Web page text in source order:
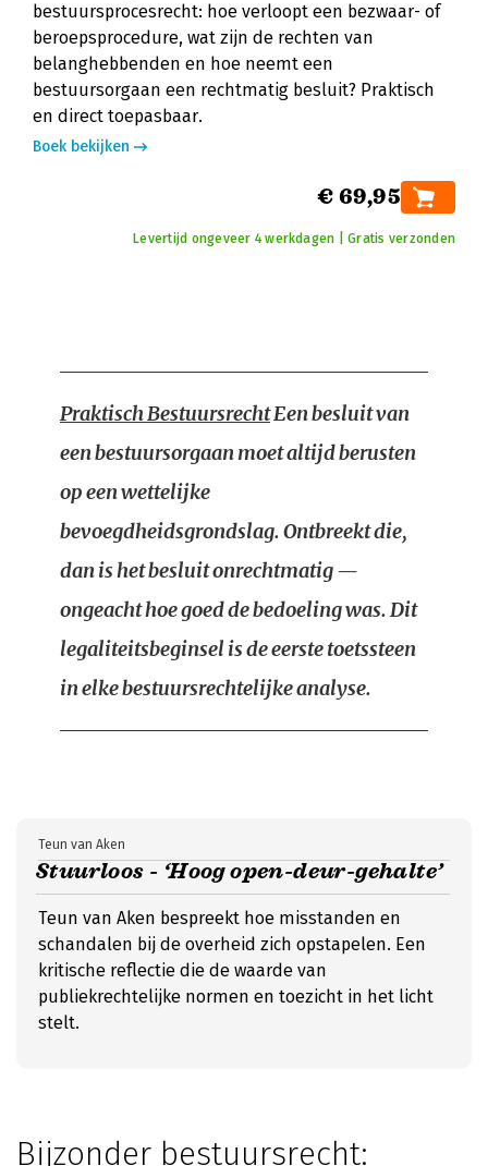
bestuursprocesrecht: hoe verloopt een bezwaar- of
beroepsprocedure, wat zijn de rechten van
belanghebbenden en hoe neemt een
bestuursorgaan een rechtmatig besluit? Praktisch
en direct toepasbaar.
Boek bekijken
€ 69,95
Levertijd ongeveer 4 werkdagen | Gratis verzonden
Praktisch BestuursrechtEen besluit van
een bestuursorgaan moet altijd berusten
op een wettelijke
bevoegdheidsgrondslag. Ontbreekt die,
dan is het besluit onrechtmatig —
ongeacht hoe goed de bedoeling was. Dit
legaliteitsbeginsel is de eerste toetssteen
in elke bestuursrechtelijke analyse.
Stuurloos - ‘Hoog open-deur-gehalte’
Teun van Aken
Teun van Aken bespreekt hoe misstanden en
schandalen bij de overheid zich opstapelen. Een
kritische reflectie die de waarde van
publiekrechtelijke normen en toezicht in het licht
stelt.
Bijzonder bestuursrecht: